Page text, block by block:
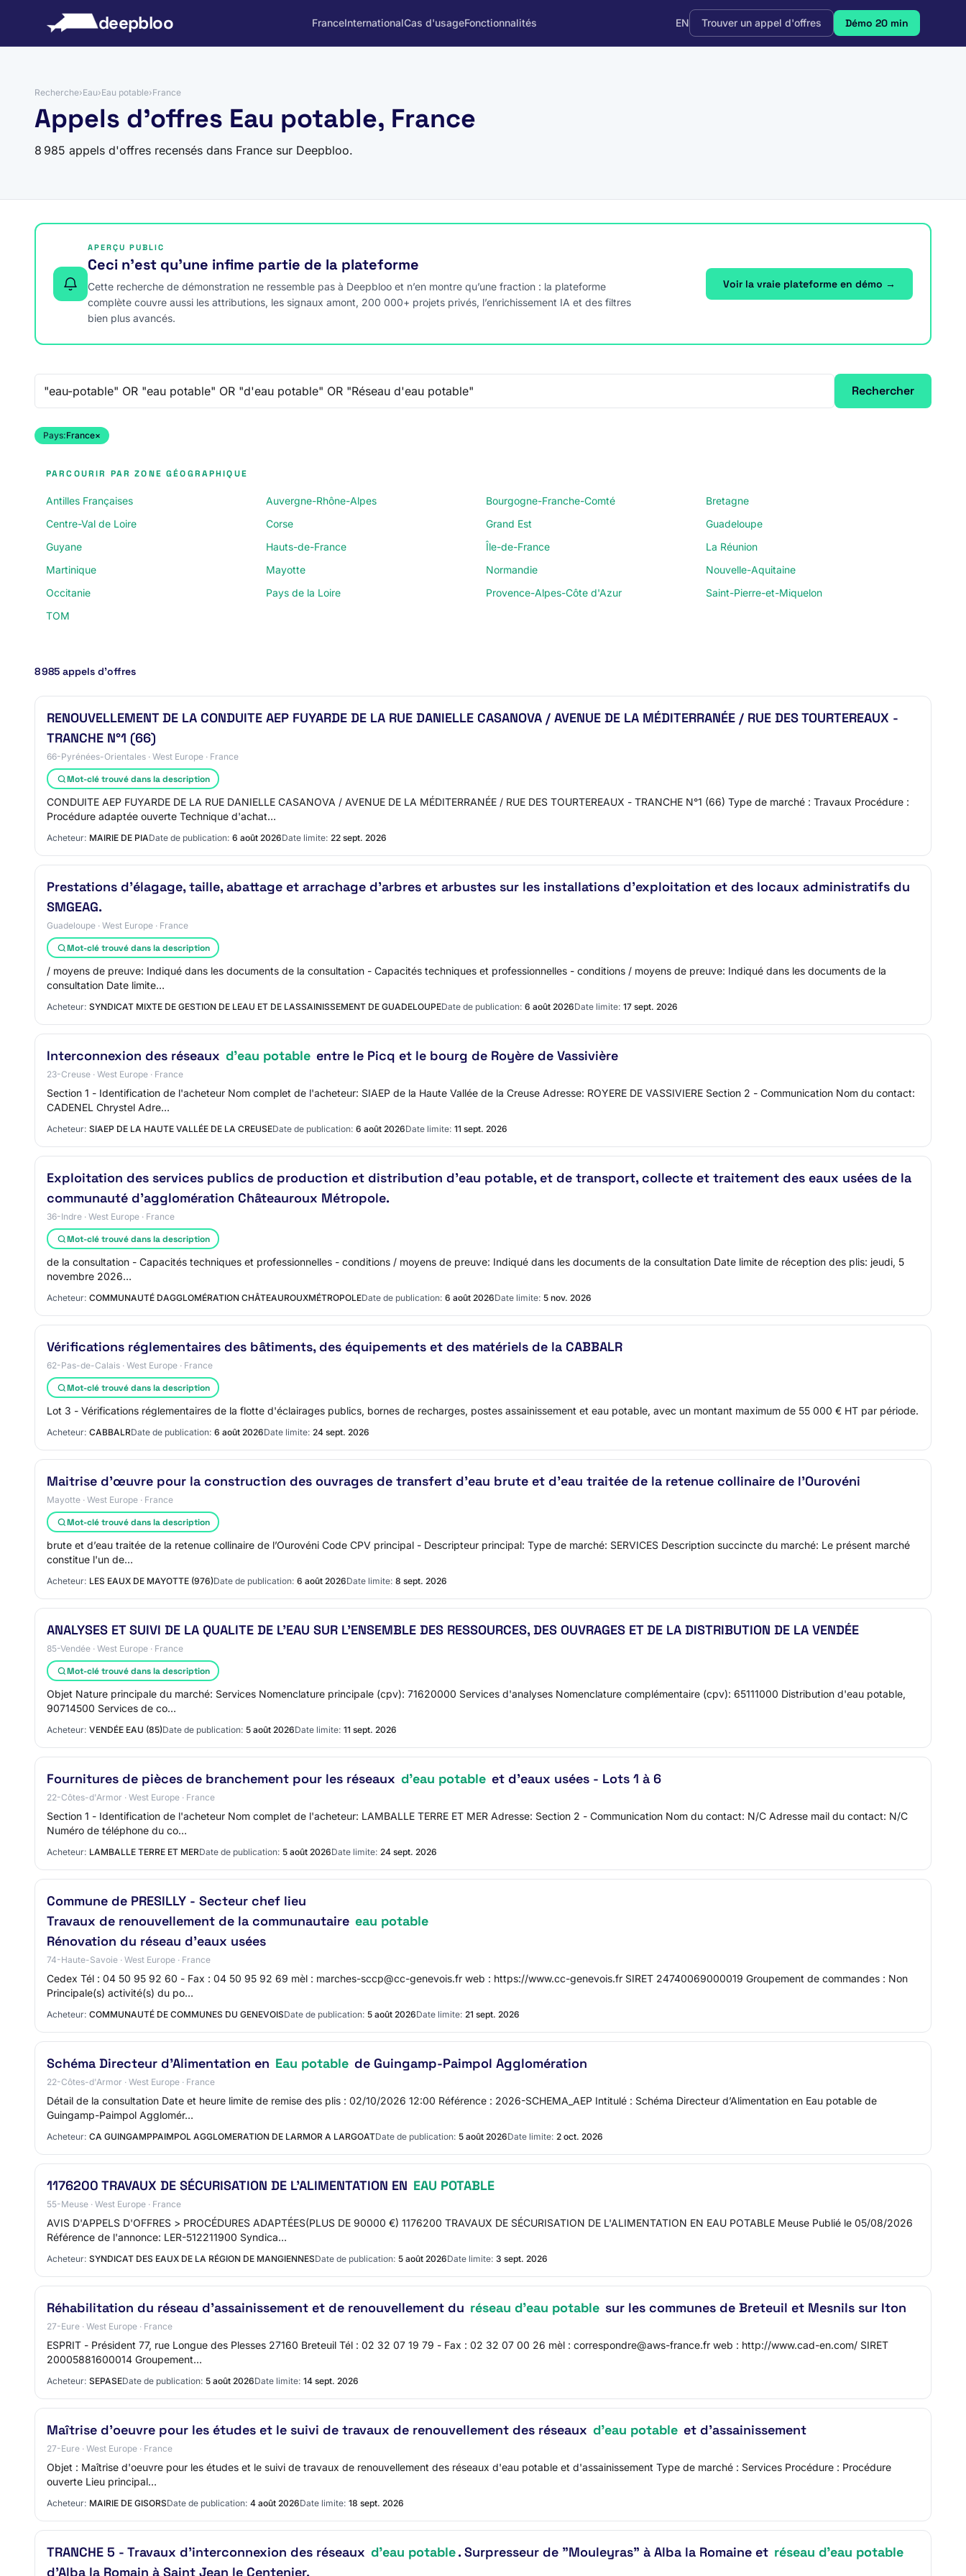
deepbloo FranceInternationalCas d'usageFonctionnalités EN Trouver un appel d'offres Démo 20 min
Recherche›Eau›Eau potable›France
Appels d'offres Eau potable, France
8 985 appels d'offres recensés dans France sur Deepbloo.
APERÇU PUBLIC
Ceci n’est qu’une infime partie de la plateforme
Cette recherche de démonstration ne ressemble pas à Deepbloo et n’en montre qu’une fraction : la plateforme
complète couvre aussi les attributions, les signaux amont, 200 000+ projets privés, l’enrichissement IA et des filtres
bien plus avancés.
Voir la vraie plateforme en démo →
Rechercher
Pays:France×
PARCOURIR PAR ZONE GÉOGRAPHIQUE
Antilles Françaises Auvergne-Rhône-Alpes Bourgogne-Franche-Comté
Bretagne
Centre-Val de Loire
Corse Grand Est
Guadeloupe
Guyane
Hauts-de-France Île-de-France
La Réunion
Martinique
Mayotte Normandie
Nouvelle-Aquitaine
Occitanie
Pays de la Loire Provence-Alpes-Côte d'Azur
Saint-Pierre-et-Miquelon
TOM
8 985 appels d’offres
RENOUVELLEMENT DE LA CONDUITE AEP FUYARDE DE LA RUE DANIELLE CASANOVA / AVENUE DE LA MÉDITERRANÉE / RUE DES TOURTEREAUX -
TRANCHE N°1 (66)
66-Pyrénées-Orientales · West Europe · France
Mot-clé trouvé dans la description
CONDUITE AEP FUYARDE DE LA RUE DANIELLE CASANOVA / AVENUE DE LA MÉDITERRANÉE / RUE DES TOURTEREAUX - TRANCHE N°1 (66) Type de marché : Travaux Procédure :
Procédure adaptée ouverte Technique d'achat…
Acheteur: MAIRIE DE PIADate de publication: 6 août 2026Date limite: 22 sept. 2026
Prestations d’élagage, taille, abattage et arrachage d’arbres et arbustes sur les installations d’exploitation et des locaux administratifs du
SMGEAG.
Guadeloupe · West Europe · France
Mot-clé trouvé dans la description
/ moyens de preuve: Indiqué dans les documents de la consultation - Capacités techniques et professionnelles - conditions / moyens de preuve: Indiqué dans les documents de la
consultation Date limite…
Acheteur: SYNDICAT MIXTE DE GESTION DE LEAU ET DE LASSAINISSEMENT DE GUADELOUPEDate de publication: 6 août 2026Date limite: 17 sept. 2026
Interconnexion des réseaux d'eau potable entre le Picq et le bourg de Royère de Vassivière
23-Creuse · West Europe · France
Section 1 - Identification de l'acheteur Nom complet de l'acheteur: SIAEP de la Haute Vallée de la Creuse Adresse: ROYERE DE VASSIVIERE Section 2 - Communication Nom du contact:
CADENEL Chrystel Adre…
Acheteur: SIAEP DE LA HAUTE VALLÉE DE LA CREUSEDate de publication: 6 août 2026Date limite: 11 sept. 2026
Exploitation des services publics de production et distribution d’eau potable, et de transport, collecte et traitement des eaux usées de la
communauté d'agglomération Châteauroux Métropole.
36-Indre · West Europe · France
Mot-clé trouvé dans la description
de la consultation - Capacités techniques et professionnelles - conditions / moyens de preuve: Indiqué dans les documents de la consultation Date limite de réception des plis: jeudi, 5
novembre 2026…
Acheteur: COMMUNAUTÉ DAGGLOMÉRATION CHÂTEAUROUXMÉTROPOLEDate de publication: 6 août 2026Date limite: 5 nov. 2026
Vérifications réglementaires des bâtiments, des équipements et des matériels de la CABBALR
62-Pas-de-Calais · West Europe · France
Mot-clé trouvé dans la description
Lot 3 - Vérifications réglementaires de la flotte d'éclairages publics, bornes de recharges, postes assainissement et eau potable, avec un montant maximum de 55 000 € HT par période.
Acheteur: CABBALRDate de publication: 6 août 2026Date limite: 24 sept. 2026
Maitrise d’œuvre pour la construction des ouvrages de transfert d’eau brute et d’eau traitée de la retenue collinaire de l’Ourovéni
Mayotte · West Europe · France
Mot-clé trouvé dans la description
brute et d’eau traitée de la retenue collinaire de l’Ourovéni Code CPV principal - Descripteur principal: Type de marché: SERVICES Description succincte du marché: Le présent marché
constitue l'un de…
Acheteur: LES EAUX DE MAYOTTE (976)Date de publication: 6 août 2026Date limite: 8 sept. 2026
ANALYSES ET SUIVI DE LA QUALITE DE L’EAU SUR L’ENSEMBLE DES RESSOURCES, DES OUVRAGES ET DE LA DISTRIBUTION DE LA VENDÉE
85-Vendée · West Europe · France
Mot-clé trouvé dans la description
Objet Nature principale du marché: Services Nomenclature principale (cpv): 71620000 Services d'analyses Nomenclature complémentaire (cpv): 65111000 Distribution d'eau potable,
90714500 Services de co…
Acheteur: VENDÉE EAU (85)Date de publication: 5 août 2026Date limite: 11 sept. 2026
Fournitures de pièces de branchement pour les réseaux d'eau potable et d'eaux usées - Lots 1 à 6
22-Côtes-d'Armor · West Europe · France
Section 1 - Identification de l'acheteur Nom complet de l'acheteur: LAMBALLE TERRE ET MER Adresse: Section 2 - Communication Nom du contact: N/C Adresse mail du contact: N/C
Numéro de téléphone du co…
Acheteur: LAMBALLE TERRE ET MERDate de publication: 5 août 2026Date limite: 24 sept. 2026
Commune de PRESILLY - Secteur chef lieu
Travaux de renouvellement de la communautaire eau potable
Rénovation du réseau d'eaux usées
74-Haute-Savoie · West Europe · France
Cedex Tél : 04 50 95 92 60 - Fax : 04 50 95 92 69 mèl : marches-sccp@cc-genevois.fr web : https://www.cc-genevois.fr SIRET 24740069000019 Groupement de commandes : Non
Principale(s) activité(s) du po…
Acheteur: COMMUNAUTÉ DE COMMUNES DU GENEVOISDate de publication: 5 août 2026Date limite: 21 sept. 2026
Schéma Directeur d’Alimentation en Eau potable de Guingamp-Paimpol Agglomération
22-Côtes-d'Armor · West Europe · France
Détail de la consultation Date et heure limite de remise des plis : 02/10/2026 12:00 Référence : 2026-SCHEMA_AEP Intitulé : Schéma Directeur d’Alimentation en Eau potable de
Guingamp-Paimpol Agglomér…
Acheteur: CA GUINGAMPPAIMPOL AGGLOMERATION DE LARMOR A LARGOATDate de publication: 5 août 2026Date limite: 2 oct. 2026
1176200 TRAVAUX DE SÉCURISATION DE L'ALIMENTATION EN EAU POTABLE
55-Meuse · West Europe · France
AVIS D'APPELS D'OFFRES > PROCÉDURES ADAPTÉES(PLUS DE 90000 €) 1176200 TRAVAUX DE SÉCURISATION DE L'ALIMENTATION EN EAU POTABLE Meuse Publié le 05/08/2026
Référence de l'annonce: LER-512211900 Syndica…
Acheteur: SYNDICAT DES EAUX DE LA RÉGION DE MANGIENNESDate de publication: 5 août 2026Date limite: 3 sept. 2026
Réhabilitation du réseau d'assainissement et de renouvellement du réseau d'eau potable sur les communes de Breteuil et Mesnils sur Iton
27-Eure · West Europe · France
ESPRIT - Président 77, rue Longue des Plesses 27160 Breteuil Tél : 02 32 07 19 79 - Fax : 02 32 07 00 26 mèl : correspondre@aws-france.fr web : http://www.cad-en.com/ SIRET
20005881600014 Groupement…
Acheteur: SEPASEDate de publication: 5 août 2026Date limite: 14 sept. 2026
Maîtrise d'oeuvre pour les études et le suivi de travaux de renouvellement des réseaux d'eau potable et d'assainissement
27-Eure · West Europe · France
Objet : Maîtrise d'oeuvre pour les études et le suivi de travaux de renouvellement des réseaux d'eau potable et d'assainissement Type de marché : Services Procédure : Procédure
ouverte Lieu principal…
Acheteur: MAIRIE DE GISORSDate de publication: 4 août 2026Date limite: 18 sept. 2026
TRANCHE 5 - Travaux d'interconnexion des réseaux d'eau potable. Surpresseur de "Mouleyras" à Alba la Romaine et réseau d'eau potable
d'Alba la Romain à Saint Jean le Centenier.